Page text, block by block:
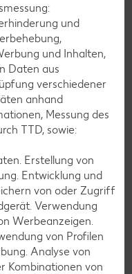
und
und Inhalten,
Daten aus
verschiedener
anhand
Messung des
TTD, sowie:
Erstellung von
Entwicklung und
von oder Zugriff
Verwendung
Werbeanzeigen.
von Profilen
Analyse von
Kombinationen von